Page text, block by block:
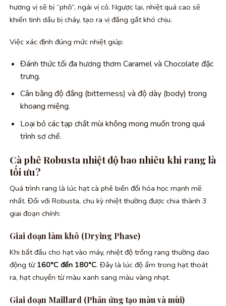
hương vị sẽ bị “phô”, ngái vị cỏ. Ngược lại, nhiệt quá cao sẽ
khiến tinh dầu bị cháy, tạo ra vị đắng gắt khó chịu.
Việc xác định đúng mức nhiệt giúp:
Đánh thức tối đa hương thơm Caramel và Chocolate đặc
trưng.
Cân bằng độ đắng (bitterness) và độ dày (body) trong
khoang miệng.
Loại bỏ các tạp chất mùi không mong muốn trong quá
trình sơ chế.
Cà phê Robusta nhiệt độ bao nhiêu khi rang là
tối ưu?
Quá trình rang là lúc hạt cà phê biến đổi hóa học mạnh mẽ
nhất. Đối với Robusta, chu kỳ nhiệt thường được chia thành 3
giai đoạn chính:
Giai đoạn làm khô (Drying Phase)
Khi bắt đầu cho hạt vào máy, nhiệt độ trống rang thường dao
động từ 160°C đến 180°C. Đây là lúc độ ẩm trong hạt thoát
ra, hạt chuyển từ màu xanh sang màu vàng nhạt.
Giai đoạn Maillard (Phản ứng tạo màu và mùi)